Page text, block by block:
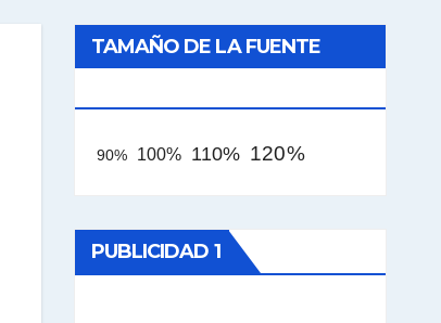
TAMAÑO DE LA FUENTE
90% 100% 110% 120%
PUBLICIDAD 1